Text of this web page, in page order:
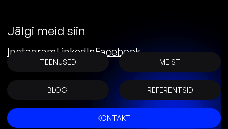
Jälgi meid siin
InstagramLinkedInFacebook
TEENUSED MEIST
BLOGI REFERENTSID
KONTAKT